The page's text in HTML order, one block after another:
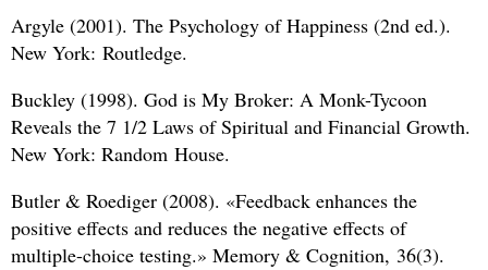
Argyle (2001). The Psychology of Happiness (2nd ed.).
New York: Routledge.
Buckley (1998). God is My Broker: A Monk-Tycoon
Reveals the 7 1/2 Laws of Spiritual and Financial Growth.
New York: Random House.
Butler & Roediger (2008). «Feedback enhances the
positive effects and reduces the negative effects of
multiple-choice testing.» Memory & Cognition, 36(3).